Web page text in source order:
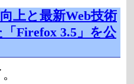
上と最新Web技術
Firefox 3.5」を公